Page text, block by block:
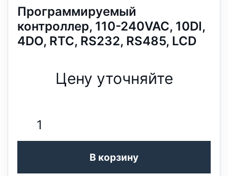
Программируемый
контроллер, 110-240VAC, 10DI,
4DO, RTC, RS232, RS485, LCD
Цену уточняйте
В корзину